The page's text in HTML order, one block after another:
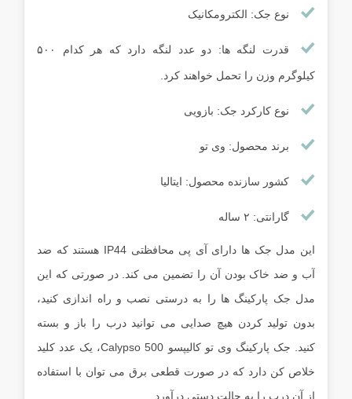
نوع جک: الکترومکانیک
قدرت لنگه ها: دو عدد لنگه دارد که هر کدام ۵۰۰
کیلوگرم وزن را تحمل خواهند کرد.
نوع کارکرد جک: بازویی
برند محصول: وی تو
کشور سازنده محصول: ایتالیا
گارانتی: ۲ ساله
این مدل جک ها دارای آی پی محافظتی IP44 هستند که ضد
آب و ضد خاک بودن آن را تضمین می کند. در صورتی که این
مدل جک پارکینگ ها را به درستی نصب و راه اندازی کنید،
بدون تولید کردن هیچ صدایی می توانید درب را باز و بسته
کنید. جک پارکینگ وی تو کالیپسو Calypso 500، یک عدد کلید
خلاص کن دارد که در صورت قطعی برق می توان با استفاده
از آن درب را به حالت دستی درآورد.